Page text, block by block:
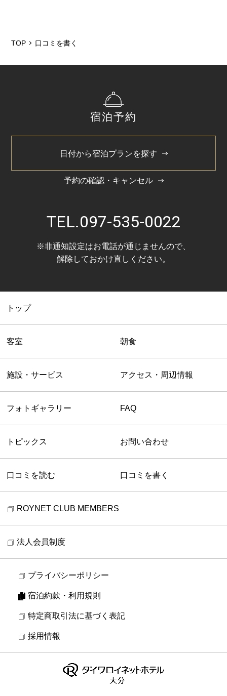
TOP 口コミを書く
宿泊予約
日付から宿泊プランを探す
予約の確認・キャンセル
TEL.097-535-0022
※非通知設定はお電話が通じませんので、
解除しておかけ直しください。
トップ
客室 朝食
施設・サービス アクセス・周辺情報
フォトギャラリー FAQ
トピックス お問い合わせ
口コミを読む 口コミを書く
ROYNET CLUB MEMBERS
法人会員制度
プライバシーポリシー
宿泊約款・利用規則
特定商取引法に基づく表記
採用情報